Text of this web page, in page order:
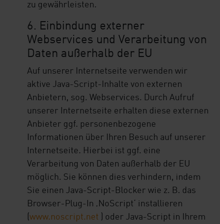
zu gewährleisten.
6. Einbindung externer
Webservices und Verarbeitung von
Daten außerhalb der EU
Auf unserer Internetseite verwenden wir
aktive Java-Script-Inhalte von externen
Anbietern, sog. Webservices. Durch Aufruf
unserer Internetseite erhalten diese externen
Anbieter ggf. personenbezogene
Informationen über Ihren Besuch auf unserer
Internetseite. Hierbei ist ggf. eine
Verarbeitung von Daten außerhalb der EU
möglich. Sie können dies verhindern, indem
Sie einen Java-Script-Blocker wie z. B. das
Browser-Plug-In ‚NoScript‘ installieren
www.noscript.net ) oder Java-Script in Ihrem